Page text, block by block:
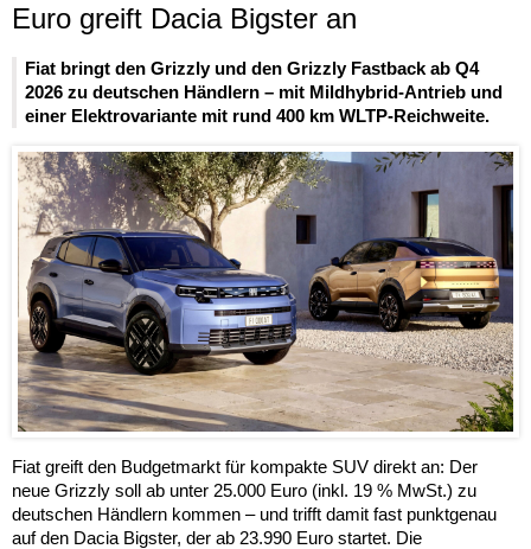
Euro greift Dacia Bigster an
Fiat bringt den Grizzly und den Grizzly Fastback ab Q4
2026 zu deutschen Händlern – mit Mildhybrid-Antrieb und
einer Elektrovariante mit rund 400 km WLTP-Reichweite.
Fiat greift den Budgetmarkt für kompakte SUV direkt an: Der
neue Grizzly soll ab unter 25.000 Euro (inkl. 19 % MwSt.) zu
deutschen Händlern kommen – und trifft damit fast punktgenau
auf den Dacia Bigster, der ab 23.990 Euro startet. Die